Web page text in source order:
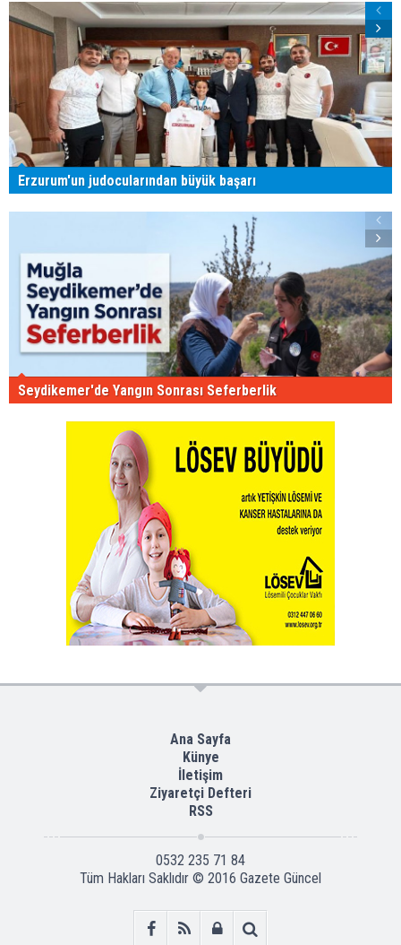
Erzurum'un judocularından büyük başarı
Seydikemer'de Yangın Sonrası Seferberlik
Ana Sayfa
Künye
İletişim
Ziyaretçi Defteri
RSS
0532 235 71 84
Tüm Hakları Saklıdır © 2016 Gazete Güncel